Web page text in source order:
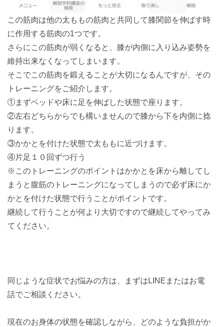
この筋肉は他の太ももの筋肉と共同して膝関節を伸ばす時
に作用する筋肉の1つです。
さらにこの筋肉が弱くなると、膝が内側に入り込み姿勢を
維持出来なくなってしまいます。
そこでこの筋肉を鍛えることが大切になるんですが、その
トレーニングをご紹介します。
①まずベッドや床に足を伸ばした状態で座ります。
②左右どちらからでも構いませんので膝から下を内側に捻
ります。
③かかとを付けた状態で太ももに近づけます。
④片足１０回ずつ行う
※このトレーニングのポイントはかかとを床から離してし
まうと腹筋のトレーニングになってしまうので必ず床にか
かとを付けた状態で行うことがポイントです。
継続して行うことが何より大切ですので継続してやってみ
てください。
同じような症状でお悩みの方は、まずはLINEまたはお電
話でご相談ください。
現在のお身体の状態を確認しながら、どのような負担がか